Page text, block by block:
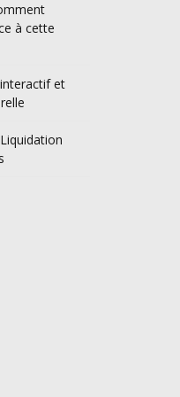
à cette
et